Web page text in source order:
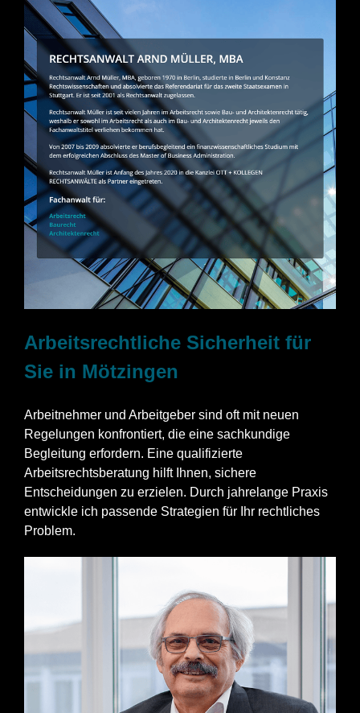
Arbeitsrechtliche Sicherheit für
Sie in Mötzingen
Arbeitnehmer und Arbeitgeber sind oft mit neuen
Regelungen konfrontiert, die eine sachkundige
Begleitung erfordern. Eine qualifizierte
Arbeitsrechtsberatung hilft Ihnen, sichere
Entscheidungen zu erzielen. Durch jahrelange Praxis
entwickle ich passende Strategien für Ihr rechtliches
Problem.